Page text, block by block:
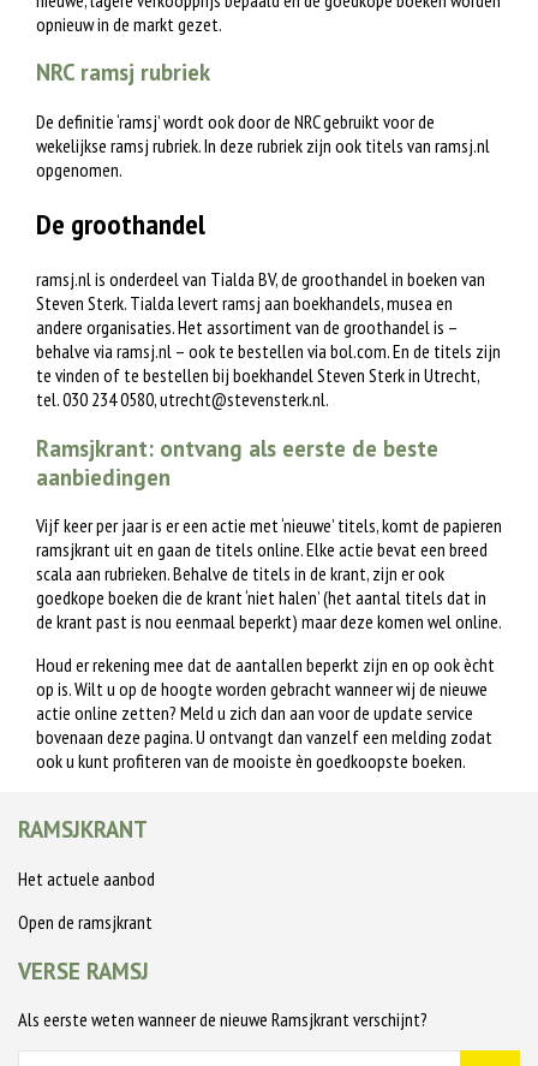
opnieuw in de markt gezet.
NRC ramsj rubriek
De definitie ‘ramsj’ wordt ook door de NRC gebruikt voor de
wekelijkse ramsj rubriek. In deze rubriek zijn ook titels van ramsj.nl
opgenomen.
De groothandel
ramsj.nl is onderdeel van Tialda BV, de groothandel in boeken van
Steven Sterk. Tialda levert ramsj aan boekhandels, musea en
andere organisaties. Het assortiment van de groothandel is –
behalve via ramsj.nl – ook te bestellen via bol.com. En de titels zijn
te vinden of te bestellen bij boekhandel Steven Sterk in Utrecht,
tel. 030 234 0580,utrecht@stevensterk.nl.
Ramsjkrant: ontvang als eerste de beste
aanbiedingen
Vijf keer per jaar is er een actie met ‘nieuwe’ titels, komt de papieren
ramsjkrant uit en gaan de titels online. Elke actie bevat een breed
scala aan rubrieken. Behalve de titels in de krant, zijn er ook
goedkope boeken die de krant ‘niet halen’ (het aantal titels dat in
de krant past is nou eenmaal beperkt) maar deze komen wel online.
Houd er rekening mee dat de aantallen beperkt zijn en op ook ècht
op is. Wilt u op de hoogte worden gebracht wanneer wij de nieuwe
actie online zetten? Meld u zich dan aan voor de update service
bovenaan deze pagina. U ontvangt dan vanzelf een melding zodat
ook u kunt profiteren van de mooiste èn goedkoopste boeken.
RAMSJKRANT
Het actuele aanbod
Open de ramsjkrant
VERSE RAMSJ
Als eerste weten wanneer de nieuwe Ramsjkrant verschijnt?